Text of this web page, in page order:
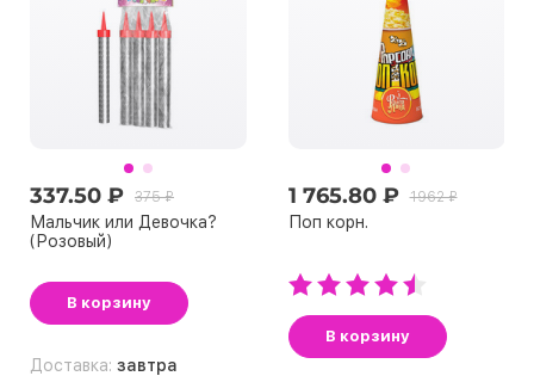
337.50 ₽ 375 ₽
Мальчик или Девочка?
(Розовый)
В корзину
Доставка: завтра
1 765.80 ₽ 1962 ₽
Поп корн.
В корзину